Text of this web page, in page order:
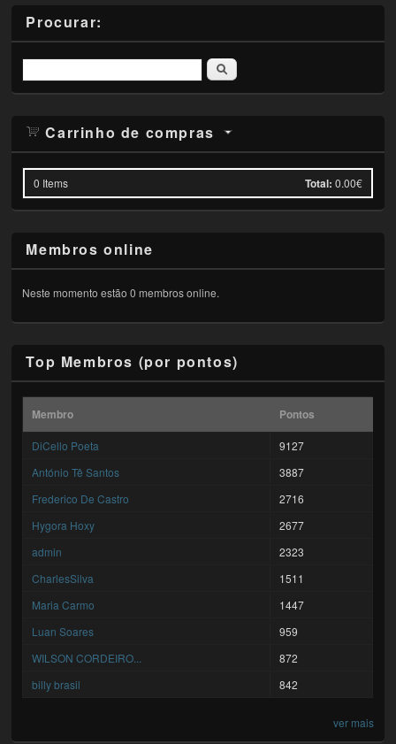
Procurar:
Pesquisar
Carrinho de compras
0 Items Total: 0.00€
Membros online
Neste momento estão 0 membros online.
Top Membros (por pontos)
Membro Pontos
DiCello Poeta
9127
António Tê Santos
3887
Frederico De Castro
2716
Hygora Hoxy
2677
admin
2323
CharlesSilva
1511
Maria Carmo
1447
Luan Soares
959
WILSON CORDEIRO...
872
billy brasil
842
ver mais